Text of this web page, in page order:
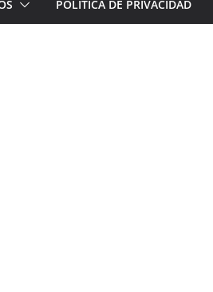
POLÍTICA DE PRIVACIDAD